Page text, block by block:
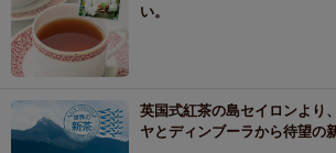
い。
英国式紅茶の島セイロンより
ヤとディンブーラから待望の